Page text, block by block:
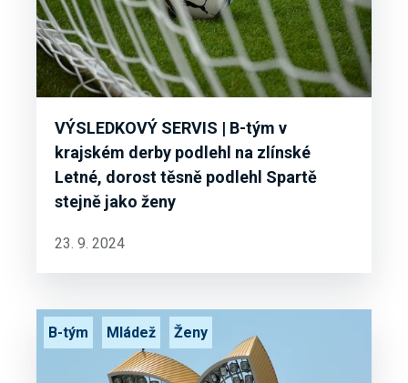
VÝSLEDKOVÝ SERVIS | B-tým v
krajském derby podlehl na zlínské
Letné, dorost těsně podlehl Spartě
stejně jako ženy
23. 9. 2024
B-tým Mládež Ženy